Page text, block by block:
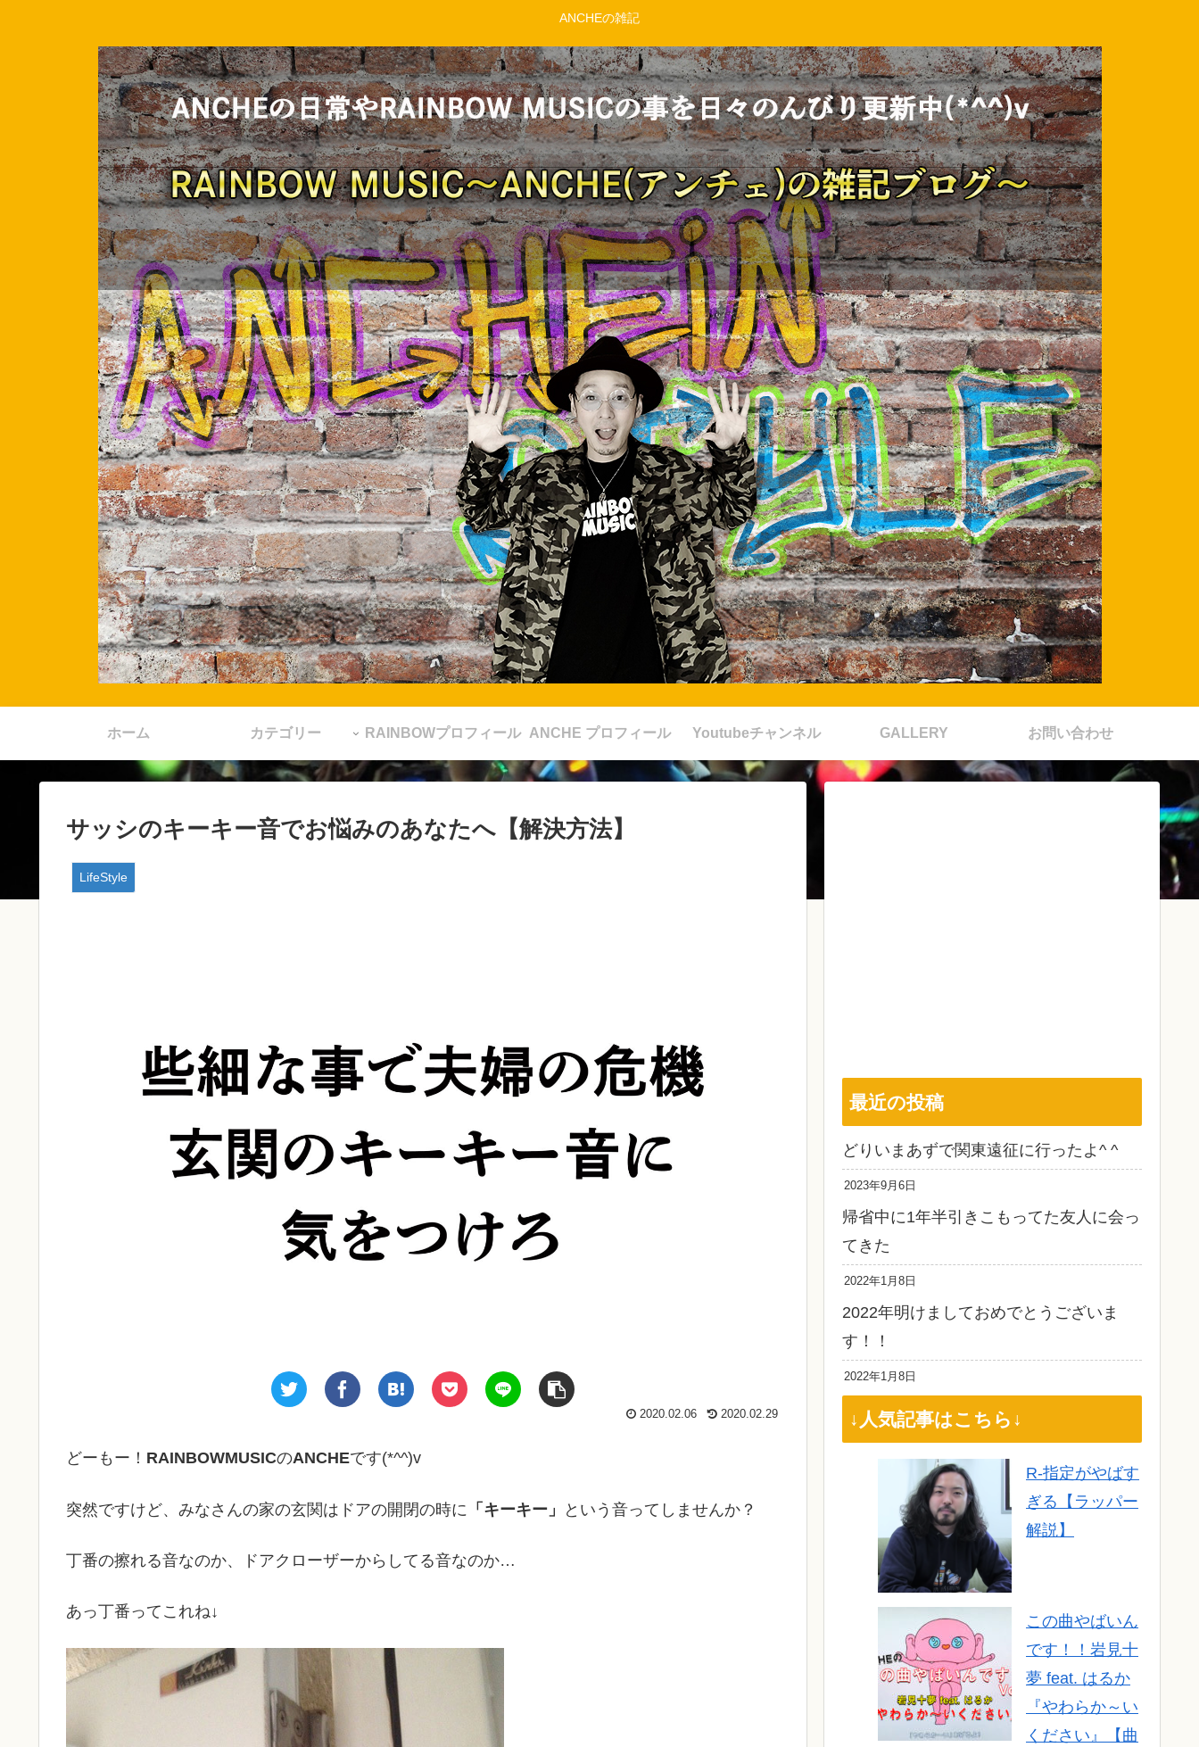
ANCHEの雑記
ホーム カテゴリー RAINBOWプロフィール ANCHE プロフィール Youtubeチャンネル GALLERY お問い合わせ
サッシのキーキー音でお悩みのあなたへ【解決方法】
LifeStyle
2020.02.29
2020.02.06
どーもー！ RAINBOWMUSICのANCHEです(*^^)v
突然ですけど、みなさんの家の玄関はドアの開閉の時に 「キーキー」 という音ってしませんか？
丁番の擦れる音なのか、ドアクローザーからしてる音なのか…
あっ丁番ってこれね↓
最近の投稿
どりいまあずで関東遠征に行ったよ^ ^
2023年9月6日
帰省中に1年半引きこもってた友人に会っ
てきた
2022年1月8日
2022年明けましておめでとうございま
す！！
2022年1月8日
↓人気記事はこちら↓
R-指定がやばす
ぎる【ラッパー
解説】
この曲やばいん
です！！岩見十
夢 feat. はるか
『やわらか～い
ください』【曲